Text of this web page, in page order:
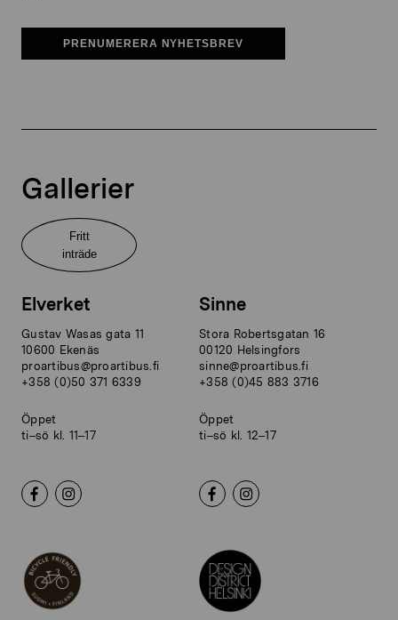
PRENUMERERA NYHETSBREV
Gallerier
Fritt
inträde
Elverket
Gustav Wasas gata 11
10600 Ekenäs
proartibus@proartibus.fi
+358 (0)50 371 6339
Öppet
ti–sö kl. 11–17
Sinne
Stora Robertsgatan 16
00120 Helsingfors
sinne@proartibus.fi
+358 (0)45 883 3716
Öppet
ti–sö kl. 12–17